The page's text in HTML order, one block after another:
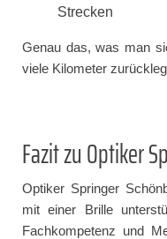
Strecken
Genau das, was man
viele Kilometer
Fazit zu Optiker
Optiker Springer
mit einer Brille
Fachkompetenz und